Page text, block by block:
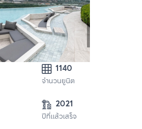
1140
จำนวนยูนิต
2021
ปีที่แล้วเสร็จ